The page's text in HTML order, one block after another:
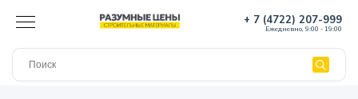
+ 7 (4722) 207-999
Ежедневно, 9:00 - 19:00